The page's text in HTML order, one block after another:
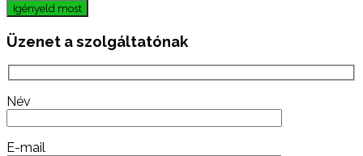
Igényeld most
Üzenet a szolgáltatónak
Név
E-mail